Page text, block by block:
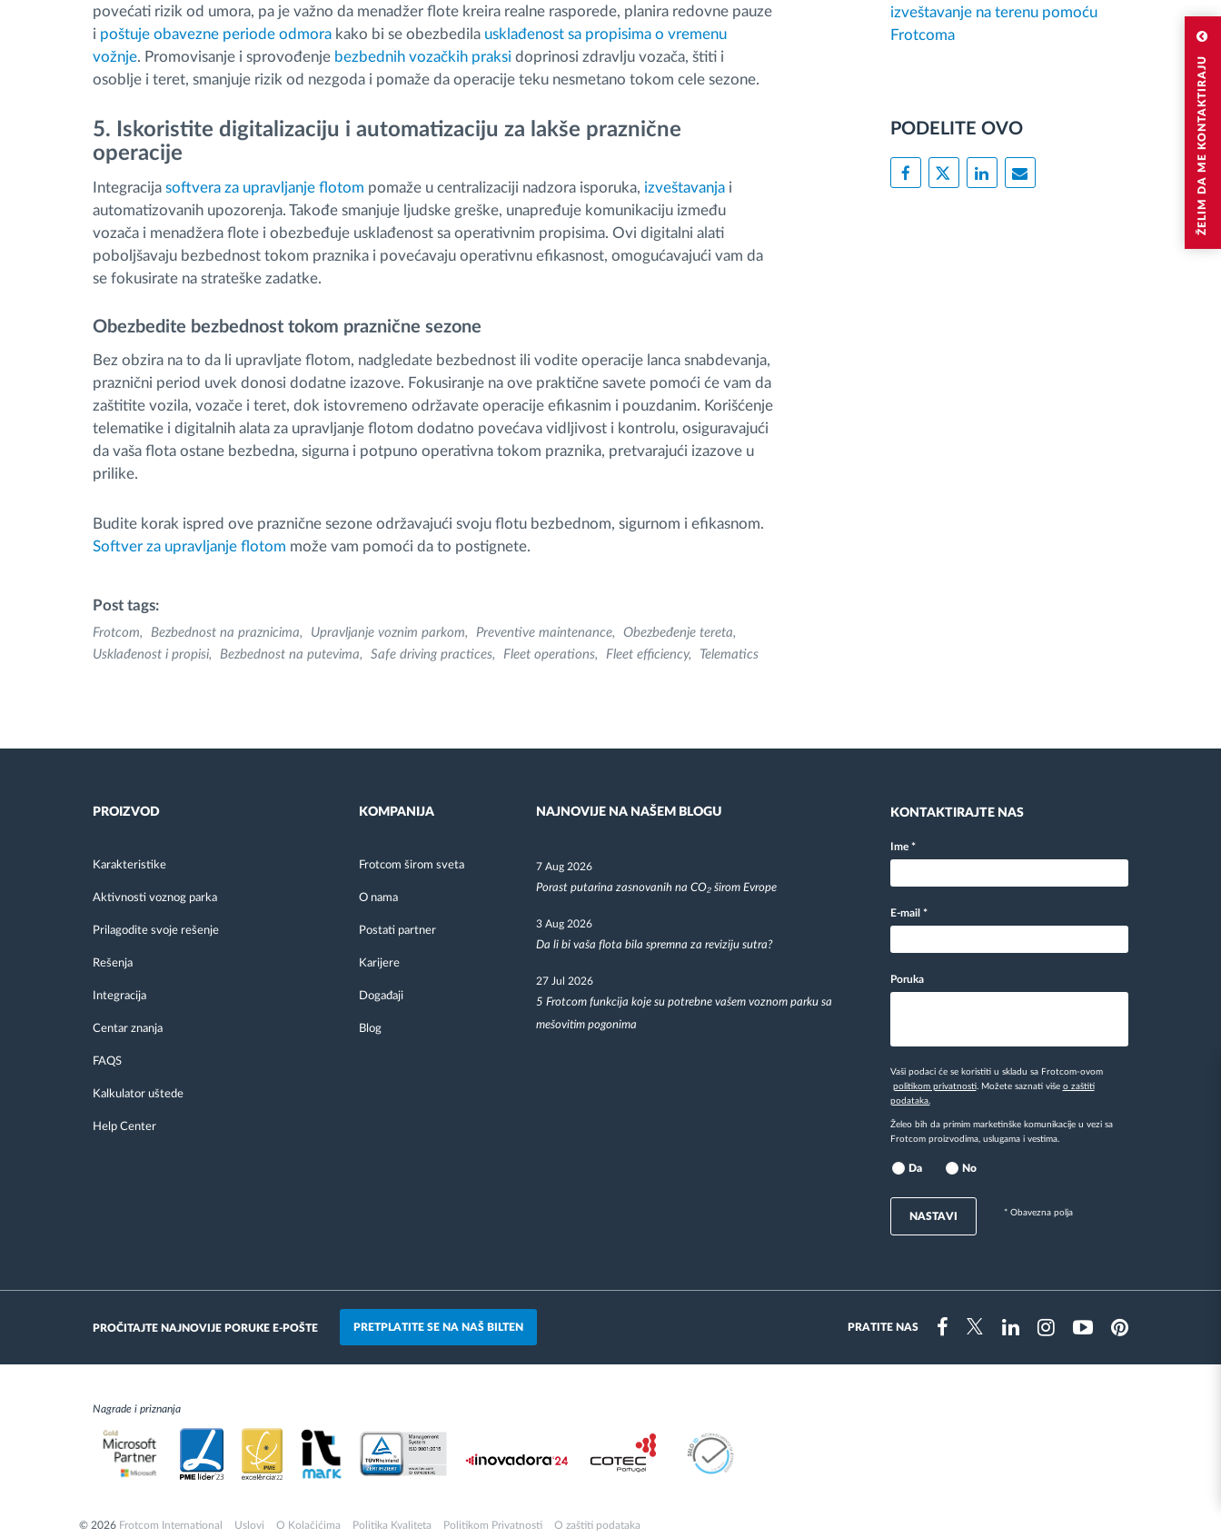
ŽELIM DA ME KONTAKTIRAJU
povećati rizik od umora, pa je važno da menadžer flote kreira realne rasporede, planira redovne pauze
i poštuje obavezne periode odmora kako bi se obezbedila usklađenost sa propisima o vremenu
vožnje. Promovisanje i sprovođenje bezbednih vozačkih praksi doprinosi zdravlju vozača, štiti i
osoblje i teret, smanjuje rizik od nezgoda i pomaže da operacije teku nesmetano tokom cele sezone.
5. Iskoristite digitalizaciju i automatizaciju za lakše praznične
operacije
Integracija softvera za upravljanje flotom pomaže u centralizaciji nadzora isporuka, izveštavanja i
automatizovanih upozorenja. Takođe smanjuje ljudske greške, unapređuje komunikaciju između
vozača i menadžera flote i obezbeđuje usklađenost sa operativnim propisima. Ovi digitalni alati
poboljšavaju bezbednost tokom praznika i povećavaju operativnu efikasnost, omogućavajući vam da
se fokusirate na strateške zadatke.
Obezbedite bezbednost tokom praznične sezone
Bez obzira na to da li upravljate flotom, nadgledate bezbednost ili vodite operacije lanca snabdevanja,
praznični period uvek donosi dodatne izazove. Fokusiranje na ove praktične savete pomoći će vam da
zaštitite vozila, vozače i teret, dok istovremeno održavate operacije efikasnim i pouzdanim. Korišćenje
telematike i digitalnih alata za upravljanje flotom dodatno povećava vidljivost i kontrolu, osiguravajući
da vaša flota ostane bezbedna, sigurna i potpuno operativna tokom praznika, pretvarajući izazove u
prilike.
Budite korak ispred ove praznične sezone održavajući svoju flotu bezbednom, sigurnom i efikasnom.
Softver za upravljanje flotom može vam pomoći da to postignete.
Post tags:
Frotcom Bezbednost na praznicima Upravljanje voznim parkom Preventive maintenance
Obezbeđenje tereta
Usklađenost i propisi
Bezbednost na putevima Safe driving practices Fleet operations Fleet efficiency Telematics
izveštavanje na terenu pomoću
Frotcoma
PODELITE OVO
PROIZVOD
Karakteristike
Aktivnosti voznog parka
Prilagodite svoje rešenje
Rešenja
Integracija
Centar znanja
FAQS
Kalkulator uštede
Help Center
KOMPANIJA
Frotcom širom sveta
O nama
Postati partner
Karijere
Događaji
Blog
NAJNOVIJE NA NAŠEM BLOGU
7 Aug 2026
Porast putarina zasnovanih na CO₂ širom Evrope
3 Aug 2026
Da li bi vaša flota bila spremna za reviziju sutra?
27 Jul 2026
5 Frotcom funkcija koje su potrebne vašem voznom parku sa
mešovitim pogonima
KONTAKTIRAJTE NAS
Ime *
E-mail *
Poruka
Vaši podaci će se koristiti u skladu sa Frotcom-ovom
politikom privatnosti. Možete saznati više o zaštiti
podataka.
Želeo bih da primim marketinške komunikacije u vezi sa
Frotcom proizvodima, uslugama i vestima.
Da No
NASTAVI * Obavezna polja
PROČITAJTE NAJNOVIJE PORUKE E-POŠTE PRETPLATITE SE NA NAŠ BILTEN PRATITE NAS
FacebookTwitterLinkedinInstragramYoutubePinterest
Nagrade i priznanja
© 2026 Frotcom International Uslovi O Kolačićima Politika Kvaliteta Politikom Privatnosti O zaštiti podataka